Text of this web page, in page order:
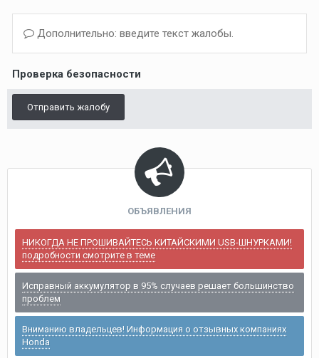
Дополнительно: введите текст жалобы.
Проверка безопасности
Отправить жалобу
ОБЪЯВЛЕНИЯ
НИКОГДА НЕ ПРОШИВАЙТЕСЬ КИТАЙСКИМИ USB-ШНУРКАМИ!
подробности смотрите в теме
Исправный аккумулятор в 95% случаев решает большинство
проблем
Вниманию владельцев! Информация о отзывных компаниях
Honda